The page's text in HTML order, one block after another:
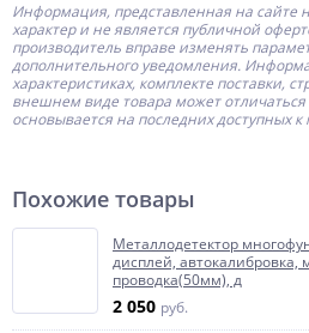
Информация, представленная на
характер и не является публичной
производитель вправе изменять
дополнительного уведомления.
характеристиках, комплекте поставки,
внешнем виде товара может отличаться
основывается на последних доступных
Похожие товары
Металлодетектор
дисплей, автокалибровка,
проводка(50мм), д
2 050 руб.